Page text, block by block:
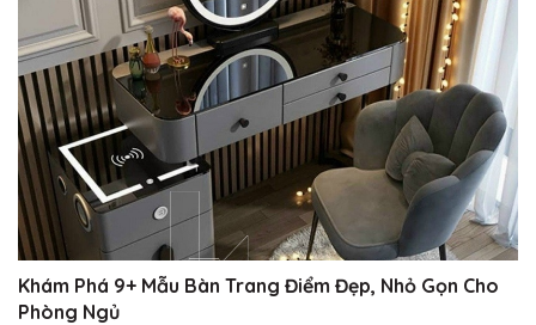
Khám Phá 9+ Mẫu Bàn Trang Điểm Đẹp, Nhỏ Gọn Cho
Phòng Ngủ